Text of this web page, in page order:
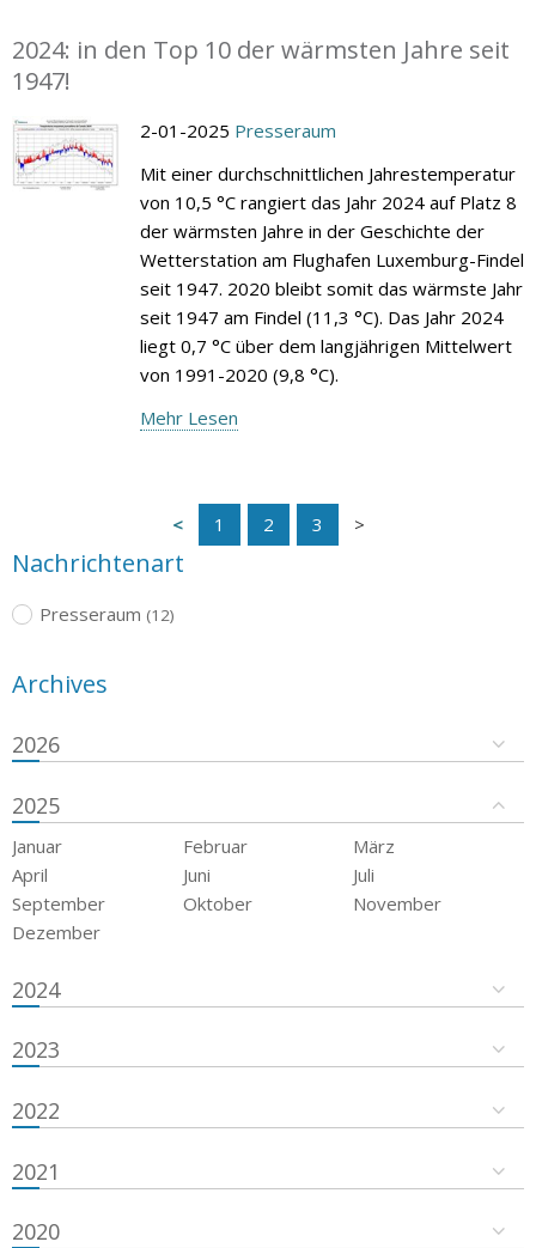
2024: in den Top 10 der wärmsten Jahre seit
1947!
2-01-2025 Presseraum
Mit einer durchschnittlichen Jahrestemperatur
von 10,5 °C rangiert das Jahr 2024 auf Platz 8
der wärmsten Jahre in der Geschichte der
Wetterstation am Flughafen Luxemburg-Findel
seit 1947. 2020 bleibt somit das wärmste Jahr
seit 1947 am Findel (11,3 °C). Das Jahr 2024
liegt 0,7 °C über dem langjährigen Mittelwert
von 1991-2020 (9,8 °C).
Mehr Lesen
1 2 3
Nachrichtenart
Presseraum (12)
Archives
2026
2025
Januar Februar
März
April
Juni
Juli
September
Oktober
November
Dezember
2024
2023
2022
2021
2020